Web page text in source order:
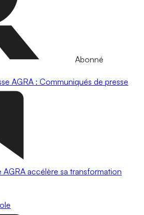
Abonné
AGRA : Communiqués de presse
accélère sa transformation